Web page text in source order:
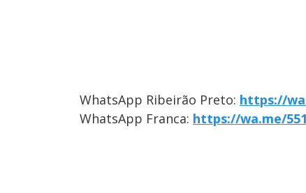
WhatsApp Ribeirão Preto: https://
WhatsApp Franca: https://wa.me/